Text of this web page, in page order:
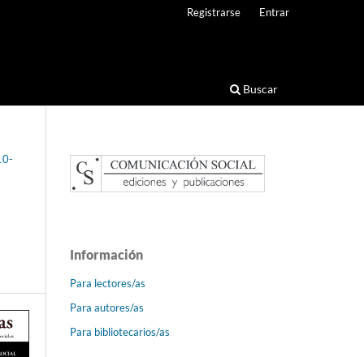
Buscar
Registrarse Entrar
Información
Para lectores/as
Para autores/as
Para bibliotecarios/as